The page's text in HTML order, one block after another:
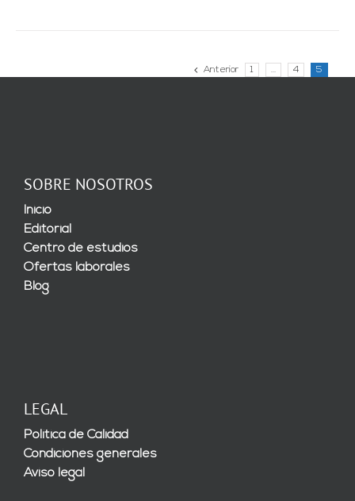
Anterior 1 … 4 5
SOBRE NOSOTROS
Inicio
Editorial
Centro de estudios
Ofertas laborales
Blog
LEGAL
Política de Calidad
Condiciones generales
Aviso legal